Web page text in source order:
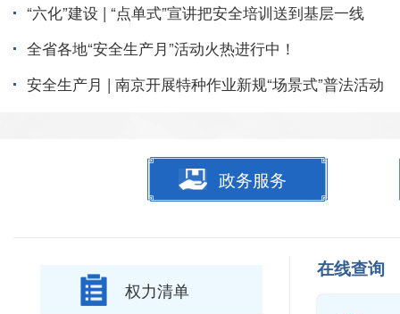
“六化”建设 | “点单式”宣讲把安全培训送到基层一线
全省各地“安全生产月”活动火热进行中！
安全生产月 | 南京开展特种作业新规“场景式”普法活动
政务服务
权力清单
在线查询